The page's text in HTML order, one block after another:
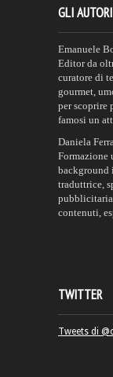
GLI AUTORI
Emanuele
Editor da
curatore di
gourmet,
per scoprire
famosi un
Daniela
Formazione
background
traduttrice,
contenuti,
TWITTER
Tweets di